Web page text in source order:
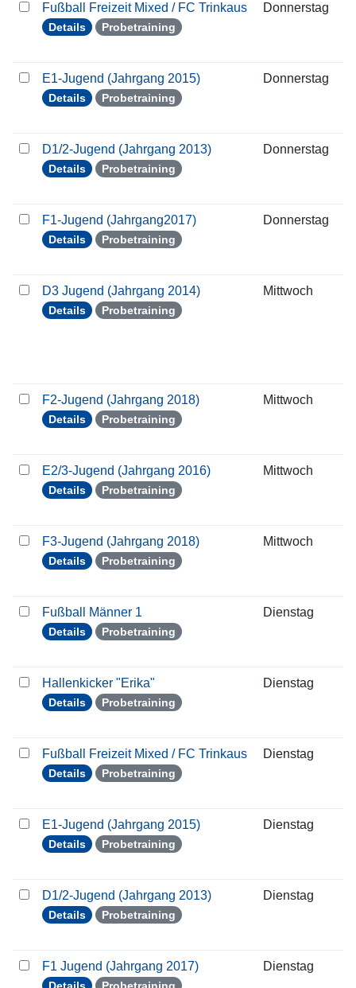
Fußball Freizeit Mixed / FC Trinkaus
Details Probetraining
Donnerstag
E1-Jugend (Jahrgang 2015)
Details Probetraining
Donnerstag
D1/2-Jugend (Jahrgang 2013)
Details Probetraining
Donnerstag
F1-Jugend (Jahrgang2017)
Details Probetraining
Donnerstag
D3 Jugend (Jahrgang 2014)
Details Probetraining
Mittwoch
F2-Jugend (Jahrgang 2018)
Details Probetraining
Mittwoch
E2/3-Jugend (Jahrgang 2016)
Details Probetraining
Mittwoch
F3-Jugend (Jahrgang 2018)
Details Probetraining
Mittwoch
Fußball Männer 1
Details Probetraining
Dienstag
Hallenkicker "Erika"
Details Probetraining
Dienstag
Fußball Freizeit Mixed / FC Trinkaus
Details Probetraining
Dienstag
E1-Jugend (Jahrgang 2015)
Details Probetraining
Dienstag
D1/2-Jugend (Jahrgang 2013)
Details Probetraining
Dienstag
F1 Jugend (Jahrgang 2017) Dienstag